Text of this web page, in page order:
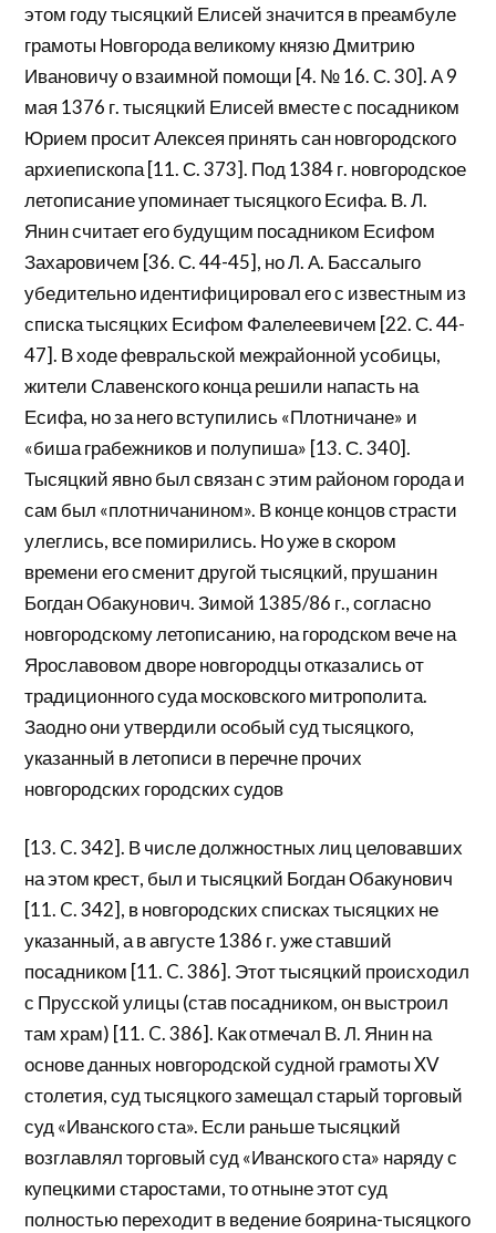
этом году тысяцкий Елисей значится в преамбуле
грамоты Новгорода великому князю Дмитрию
Ивановичу о взаимной помощи [4. № 16. С. 30]. А 9
мая 1376 г. тысяцкий Елисей вместе с посадником
Юрием просит Алексея принять сан новгородского
архиепископа [11. С. 373]. Под 1384 г. новгородское
летописание упоминает тысяцкого Есифа. В. Л.
Янин считает его будущим посадником Есифом
Захаровичем [36. С. 44-45], но Л. А. Бассалыго
убедительно идентифицировал его с известным из
списка тысяцких Есифом Фалелеевичем [22. С. 44-
47]. В ходе февральской межрайонной усобицы,
жители Славенского конца решили напасть на
Есифа, но за него вступились «Плотничане» и
«биша грабежников и полупиша» [13. С. 340].
Тысяцкий явно был связан с этим районом города и
сам был «плотничанином». В конце концов страсти
улеглись, все помирились. Но уже в скором
времени его сменит другой тысяцкий, прушанин
Богдан Обакунович. Зимой 1385/86 г., согласно
новгородскому летописанию, на городском вече на
Ярославовом дворе новгородцы отказались от
традиционного суда московского митрополита.
Заодно они утвердили особый суд тысяцкого,
указанный в летописи в перечне прочих
новгородских городских судов
[13. C. 342]. В числе должностных лиц целовавших
на этом крест, был и тысяцкий Богдан Обакунович
[11. C. 342], в новгородских списках тысяцких не
указанный, а в августе 1386 г. уже ставший
посадником [11. C. 386]. Этот тысяцкий происходил
с Прусской улицы (став посадником, он выстроил
там храм) [11. C. 386]. Как отмечал В. Л. Янин на
основе данных новгородской судной грамоты XV
столетия, суд тысяцкого замещал старый торговый
суд «Иванского ста». Если раньше тысяцкий
возглавлял торговый суд «Иванского ста» наряду с
купецкими старостами, то отныне этот суд
полностью переходит в ведение боярина-тысяцкого